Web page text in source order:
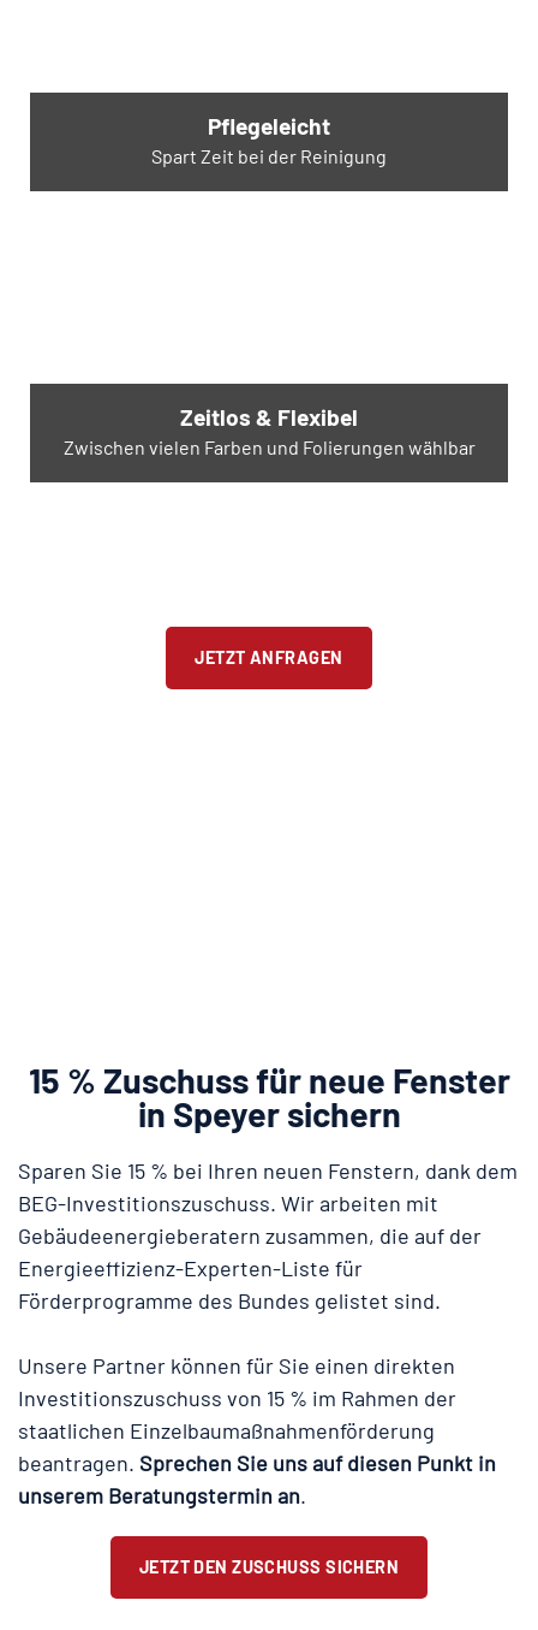
Pflegeleicht
Spart Zeit bei der Reinigung
Zeitlos & Flexibel
Zwischen vielen Farben und Folierungen wählbar
JETZT ANFRAGEN
15 % Zuschuss für neue Fenster
in Speyer sichern
Sparen Sie 15 % bei Ihren neuen Fenstern, dank dem
BEG-Investitionszuschuss. Wir arbeiten mit
Gebäudeenergieberatern zusammen, die auf der
Energieeffizienz-Experten-Liste für
Förderprogramme des Bundes gelistet sind.
Unsere Partner können für Sie einen direkten
Investitionszuschuss von 15 % im Rahmen der
staatlichen Einzelbaumaßnahmenförderung
beantragen. Sprechen Sie uns auf diesen Punkt in
unserem Beratungstermin an.
JETZT DEN ZUSCHUSS SICHERN